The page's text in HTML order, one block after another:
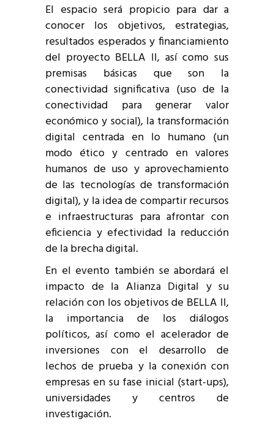
El espacio será propicio para dar a
conocer los objetivos, estrategias,
resultados esperados y financiamiento
del proyecto BELLA II, así como sus
premisas básicas que son la
conectividad significativa (uso de la
conectividad para generar valor
económico y social), la transformación
digital centrada en lo humano (un
modo ético y centrado en valores
humanos de uso y aprovechamiento
de las tecnologías de transformación
digital), y la idea de compartir recursos
e infraestructuras para afrontar con
eficiencia y efectividad la reducción
de la brecha digital.
En el evento también se abordará el
impacto de la Alianza Digital y su
relación con los objetivos de BELLA II,
la importancia de los diálogos
políticos, así como el acelerador de
inversiones con el desarrollo de
lechos de prueba y la conexión con
empresas en su fase inicial (start-ups),
universidades y centros de
investigación.